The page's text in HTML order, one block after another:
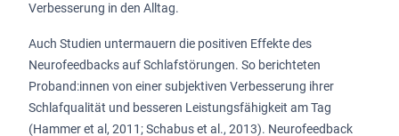
Verbesserung in den Alltag.
Auch Studien untermauern die positiven Effekte des
Neurofeedbacks auf Schlafstörungen. So berichteten
Proband:innen von einer subjektiven Verbesserung ihrer
Schlafqualität und besseren Leistungsfähigkeit am Tag
(Hammer et al, 2011; Schabus et al., 2013). Neurofeedback